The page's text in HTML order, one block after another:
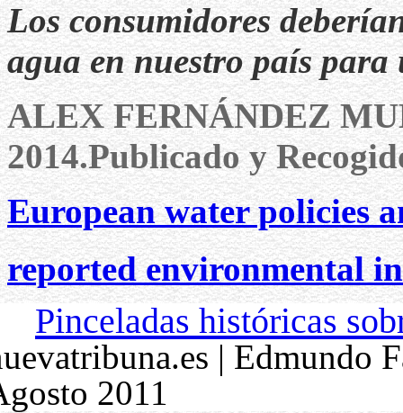
Los consumidores
agua en nuestro país
ALEX FERNÁNDEZ
2014.Publicado y
European water policies
reported environmental
Pinceladas históricas
| Edmundo
2011